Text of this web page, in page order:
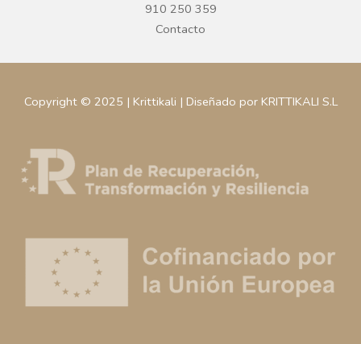
910 250 359
Contacto
Copyright © 2025 | Krittikali | Diseñado por KRITTIKALI S.L